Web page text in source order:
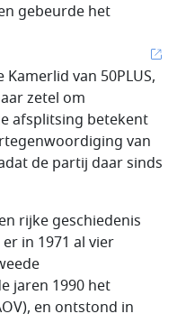
gebeurde het
van 50PLUS,
zetel om
afsplitsing betekent
van
de partij daar sinds
rijke geschiedenis
in 1971 al vier
jaren 1990 het
en ontstond in